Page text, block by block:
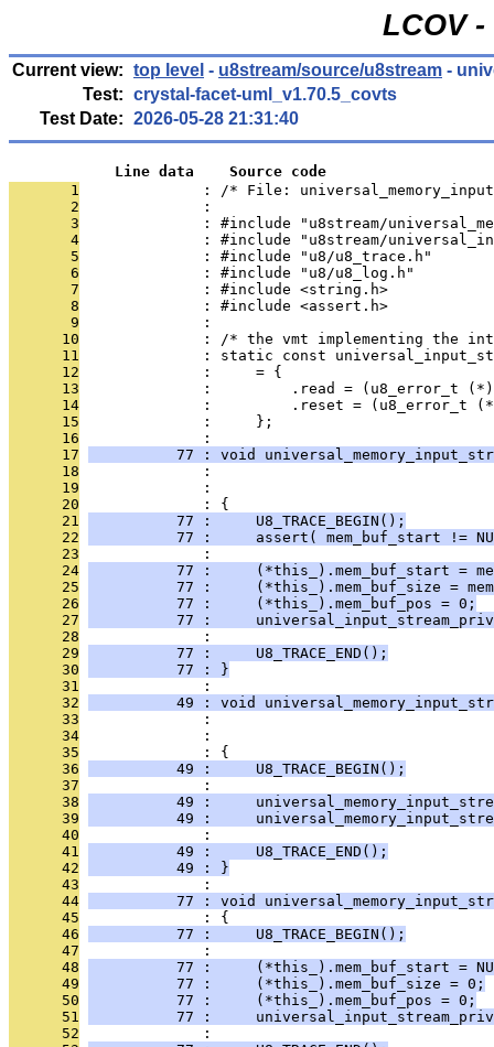
LCOV
Current view: top level - u8stream/source/u8stream -
Test: crystal-facet-uml_v1.70.5_covts
Test Date: 2026-05-28 21:31:40
            Line data    Source code
       1
: /* File:
       2
              :
       3
: #include "u8stream/
       4
: #include "u8stream/
       5
              : #include "u8/u8_trace.h"
       6
              : #include "u8/u8_log.h"
       7
              : #include <string.h>
       8
              : #include <assert.h>
       9
              :
      10
: /* the vmt implementing the
      11
: static const
      12
              :     = {
      13
:         .read = (u8_error_t
      14
:         .reset = (u8_error_t
      15
              :     };
      16
              :
      17
77 : void
      18
:
      19
:
      20
              : {
      21
          77 :     U8_TRACE_BEGIN();
      22
77 :     assert( mem_buf_start !=
      23
              :
      24
77 :     (*this_).mem_buf_start =
      25
77 :     (*this_).mem_buf_size =
      26
          77 :     (*this_).mem_buf_pos = 0;
      27
77 :
      28
              :
      29
          77 :     U8_TRACE_END();
      30
          77 : }
      31
              :
      32
49 : void
      33
:
      34
:
      35
              : {
      36
          49 :     U8_TRACE_BEGIN();
      37
              :
      38
49 :
      39
49 :
      40
              :
      41
          49 :     U8_TRACE_END();
      42
          49 : }
      43
              :
      44
77 : void
      45
              : {
      46
          77 :     U8_TRACE_BEGIN();
      47
              :
      48
77 :     (*this_).mem_buf_start =
      49
          77 :     (*this_).mem_buf_size = 0;
      50
          77 :     (*this_).mem_buf_pos = 0;
      51
77 :
      52
              :